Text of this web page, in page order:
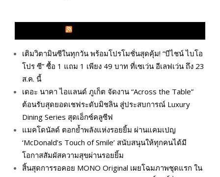
เติมวิตามินซีในทุกวัน พร้อมโปรโมชั่นสุดคุ้ม! “บีไชน์ ไบโอ
โปร ซี” ซื้อ 1 แถม 1 เพียง 49 บาท ที่เซเว่น อีเลฟเว่น ถึง 23
ส.ค. นี้
เดอะ นาคา ไอแลนด์ ภูเก็ต จัดงาน “Across the Table”
ต้อนรับสุดยอดเชฟระดับมิชลิน สู่ประสบการณ์ Luxury
Dining Series สุดเอ็กซ์คลูซีฟ
แมคโดนัลด์ ตอกย้ำพลังแห่งรอยยิ้ม ผ่านแคมเปญ
‘McDonald’s Touch of Smile’ สนับสนุนให้ทุกคนได้มี
โอกาสสัมผัสความสุขผ่านรอยยิ้ม
สิ้นสุดการรอคอย MONO Original เผยโฉมภาพชุดแรก ใน